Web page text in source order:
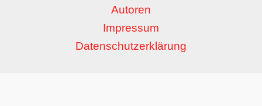
Autoren
Impressum
Datenschutzerklärung